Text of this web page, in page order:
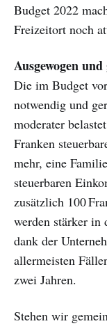
Budget 2022
Freizeitort noch
Ausgewogen
Die im Budget
notwendig und
moderater
Franken
mehr, eine
steuerbaren
zusätzlich 100
werden stärker in
dank der
allermeisten
zwei Jahren.
Stehen wir